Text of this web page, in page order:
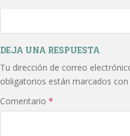
DEJA UNA RESPUESTA
Tu dirección de correo
obligatorios están marcados con
Comentario *